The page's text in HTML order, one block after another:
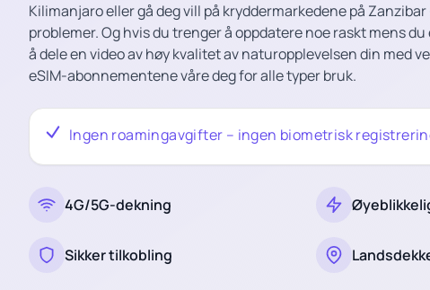
Kilimanjaro eller gå deg vill på kryddermarkedene på
problemer. Og hvis du trenger å oppdatere noe raskt mens
å dele en video av høy kvalitet av naturopplevelsen din med
eSIM-abonnementene våre deg for alle typer bruk.
Ingen roamingavgifter – ingen biometrisk
4G/5G-dekning
Sikker tilkobling